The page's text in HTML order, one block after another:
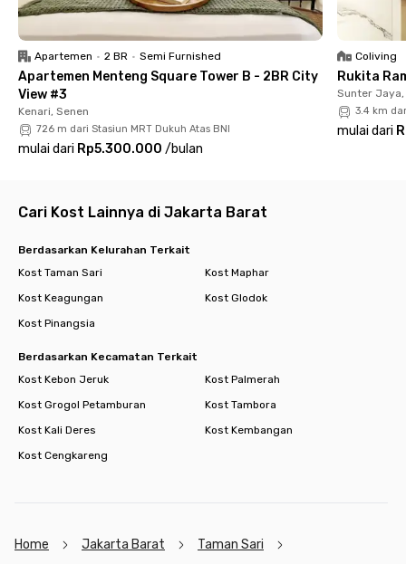
✔️ TV
✔️ Private bathroom
✔️ Mini fridge
✔️ Shared kitchen & dining area
✔️ Parking area
✔️ CCTV
Cukup bawa koper — semua kebutuhan tinggalmu sudah
tersedia.
Apartemen • 2 BR • Semi Furnished
Apartemen Menteng Square Tower B - 2BR City
View #3
Kenari, Senen
726 m dari Stasiun MRT Dukuh Atas BNI
mulai dari Rp5.300.000 /bulan
Coliving
Rukita
Sunter Jaya,
3.4 km
mulai dari
Cari Kost Lainnya di Jakarta Barat
Berdasarkan Kelurahan Terkait
Kost Taman Sari
Kost Maphar
Kost Keagungan
Kost Glodok
Kost Pinangsia
Berdasarkan Kecamatan Terkait
Kost Kebon Jeruk
Kost Palmerah
Kost Grogol Petamburan
Kost Tambora
Kost Kali Deres
Kost Kembangan
Kost Cengkareng
Home Jakarta Barat
Taman Sari